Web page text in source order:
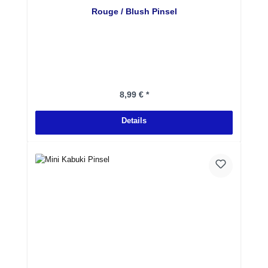
Rouge / Blush Pinsel
Regulärer Preis:
8,99 € *
Details